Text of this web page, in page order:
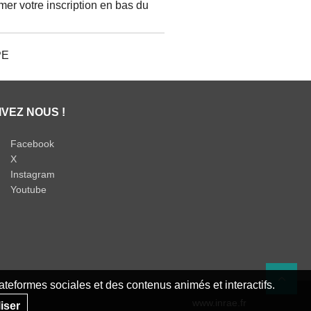
votre inscription en bas du
sociales et des contenus animés et interactifs.
NOUS !
Facebook
X
Instagram
Youtube